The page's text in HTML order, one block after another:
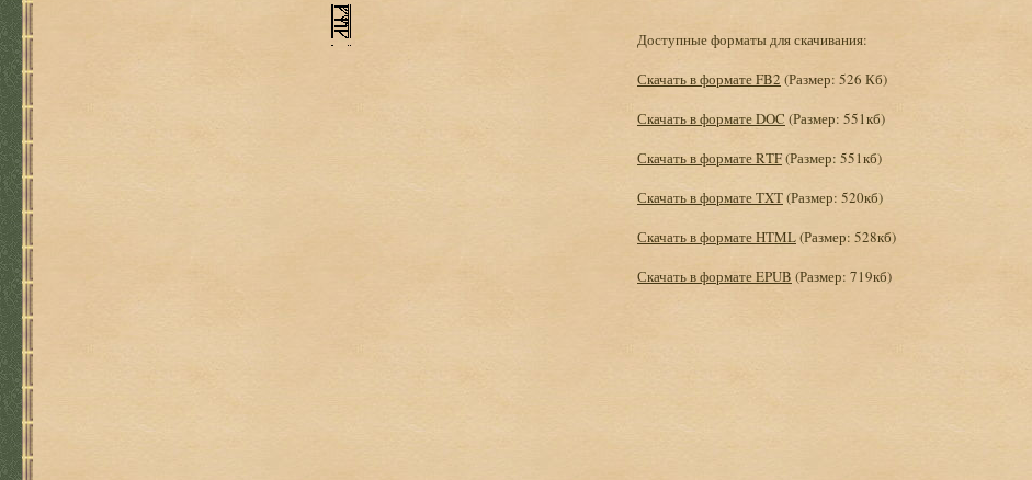
Доступные форматы для скачивания:
Скачать в формате FB2 (Размер: 526 Кб)
Скачать в формате DOC (Размер: 551кб)
Скачать в формате RTF(Размер: 551кб)
Скачать в формате TXT(Размер: 520кб)
Скачать в формате HTML(Размер: 528кб)
Скачать в формате EPUB (Размер: 719кб)